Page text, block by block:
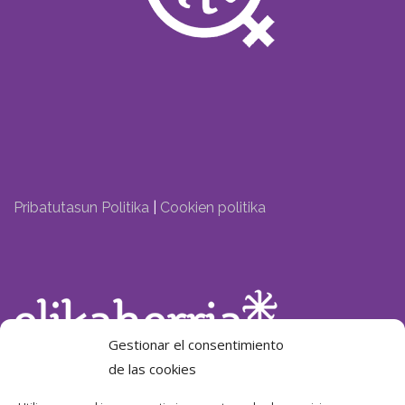
Gestionar el consentimiento
de las cookies
Pribatutasun Politika Cookien politika